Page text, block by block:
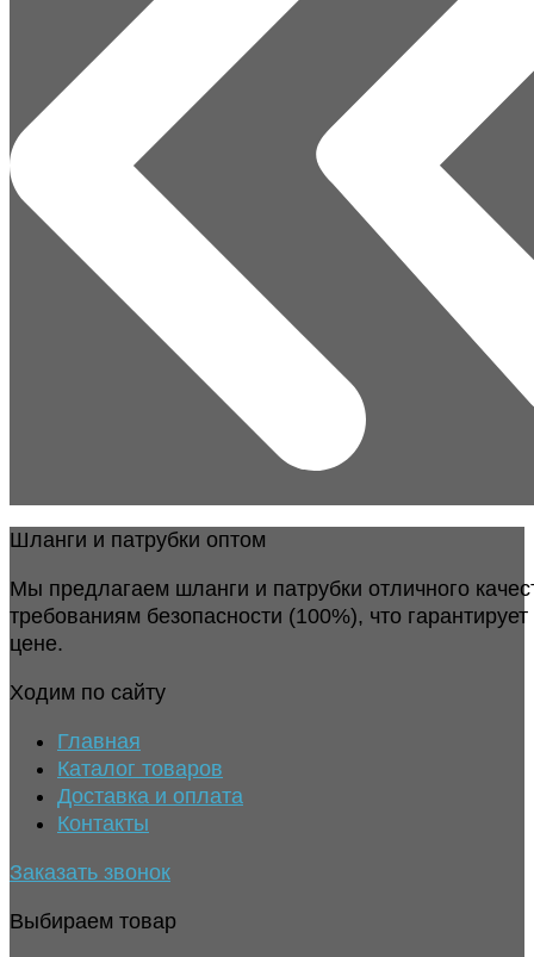
Шланги и патрубки оптом
Мы предлагаем шланги и патрубки отличного
требованиям безопасности (100%), что
цене.
Ходим по сайту
Главная
Каталог товаров
Доставка и оплата
Контакты
Заказать звонок
Выбираем товар